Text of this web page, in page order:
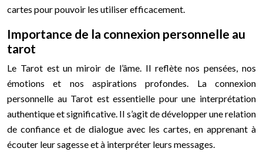
cartes pour pouvoir les utiliser efficacement.
Importance de la connexion personnelle au
tarot
Le Tarot est un miroir de l’âme. Il reflète nos pensées, nos
émotions et nos aspirations profondes. La connexion
personnelle au Tarot est essentielle pour une interprétation
authentique et significative. Il s’agit de développer une relation
de confiance et de dialogue avec les cartes, en apprenant à
écouter leur sagesse et à interpréter leurs messages.